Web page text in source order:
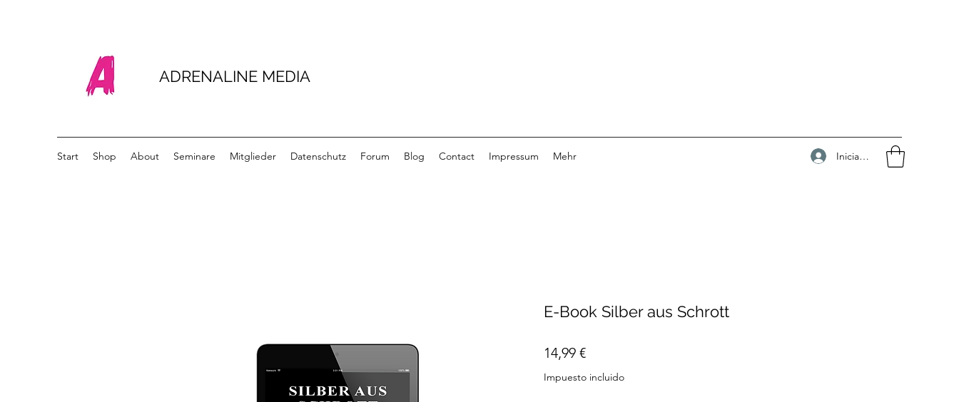
ADRENALINE MEDIA
Start Shop About Seminare Mitglieder Datenschutz Forum Blog Contact Impressum Mehr Iniciar sesión
E-Book Silber aus Schrott
14,99 €Precio
Impuesto incluido